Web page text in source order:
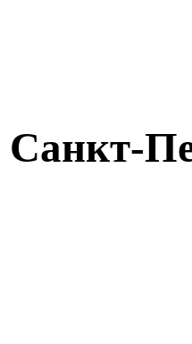
Санкт-